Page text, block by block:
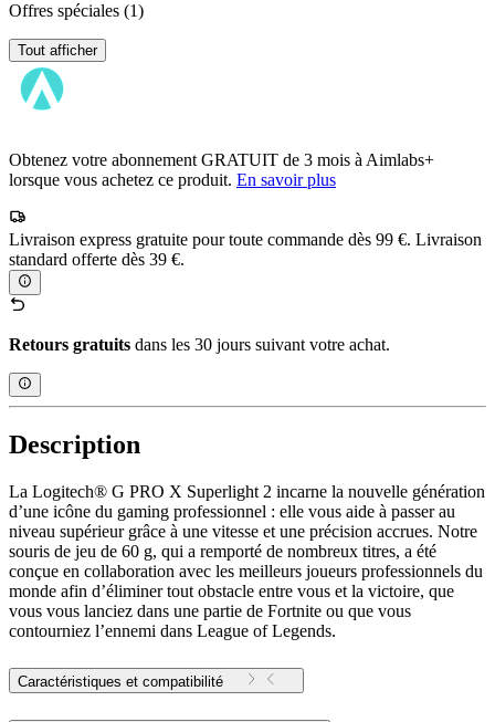
Offres spéciales (1)
Tout afficher
Obtenez votre abonnement GRATUIT de 3 mois à Aimlabs+
lorsque vous achetez ce produit. En savoir plus
Livraison express gratuite pour toute commande dès 99 €. Livraison
standard offerte dès 39 €.
Retours gratuits dans les 30 jours suivant votre achat.
Description
La Logitech® G PRO X Superlight 2 incarne la nouvelle génération
d’une icône du gaming professionnel : elle vous aide à passer au
niveau supérieur grâce à une vitesse et une précision accrues. Notre
souris de jeu de 60 g, qui a remporté de nombreux titres, a été
conçue en collaboration avec les meilleurs joueurs professionnels du
monde afin d’éliminer tout obstacle entre vous et la victoire, que
vous vous lanciez dans une partie de Fortnite ou que vous
contourniez l’ennemi dans League of Legends.
Caractéristiques et compatibilité